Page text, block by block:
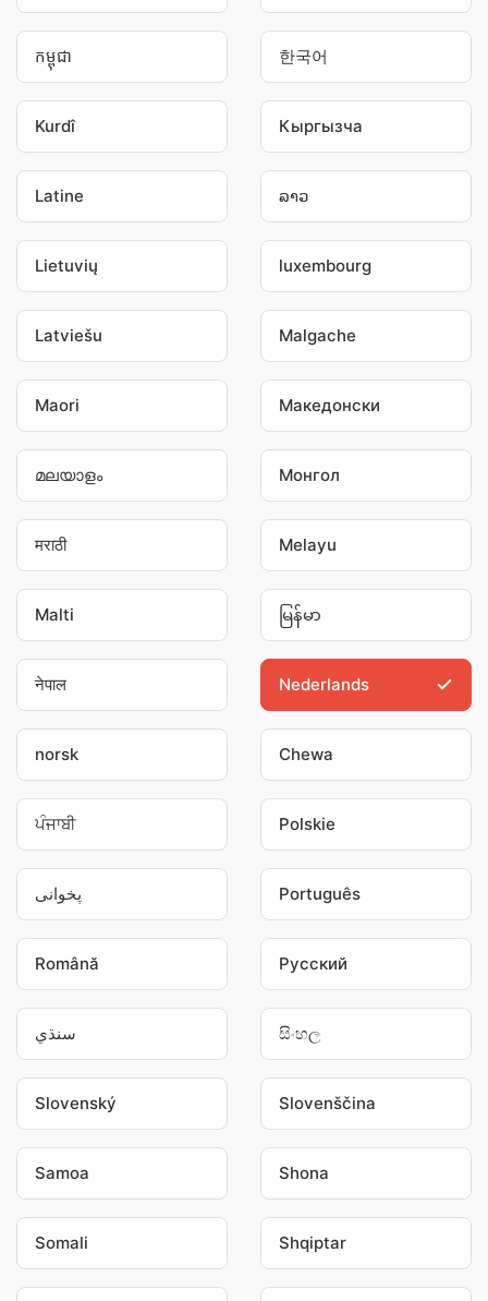
កម្ពុជា 한국어
Kurdî Кыргызча
Latine ລາວ
Lietuvių luxembourg
Latviešu Malgache
Maori Македонски
മലയാളം Монгол
मराठी Melayu
Malti မြန်မာ
नेपाल Nederlands
norsk Chewa
ਪੰਜਾਬੀ Polskie
پخوانی Português
Română Pусский
سنڌي සිංහල
Slovenský Slovenščina
Samoa Shona
Somali Shqiptar